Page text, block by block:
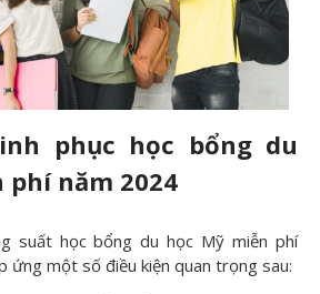
phục học bổng du
phí năm 2024
suất học bổng du học Mỹ miễn phí
ứng một số điều kiện quan trọng sau: